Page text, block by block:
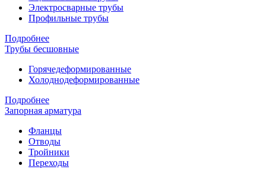
Электросварные трубы
Профильные трубы
Подробнее
Трубы бесшовные
Горячедеформированные
Холоднодеформированные
Подробнее
Запорная арматура
Фланцы
Отводы
Тройники
Переходы